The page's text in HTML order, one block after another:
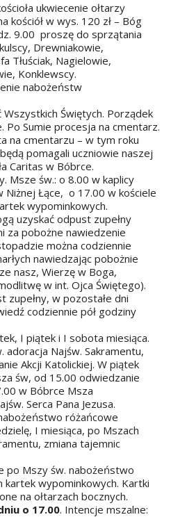
ukwiecenie ołtarzy
kościół w wys. 120 zł – Bóg
9.00 proszę do sprzątania
Drewniakowie,
Tłuściak, Nagielowie,
Konklewscy.
nabożeństw
Świętych. Porządek
Po Sumie procesja na cmentarz.
na cmentarzu – w tym roku
pomagali uczniowie naszej
Caritas w Bóbrce.
Msze św.: o 8.00 w kaplicy
Niżnej Łące, o 17.00 w kościele
wypominkowych.
uzyskać odpust zupełny
za pobożne nawiedzenie
można codziennie
nawiedzając pobożnie
nasz, Wierzę w Boga,
w int. Ojca Świętego).
zupełny, w pozostałe dni
codziennie pół godziny
I piątek i I sobota miesiąca.
Najśw. Sakramentu,
Akcji Katolickiej. W piątek
św, od 15.00 odwiedzanie
w Bóbrce Msza
Serca Pana Jezusa.
różańcowe
I miesiąca, po Mszach
zmiana tajemnic
po Mszy św. nabożeństwo
kartek wypominkowych. Kartki
na ołtarzach bocznych.
o 17.00. Intencje mszalne: